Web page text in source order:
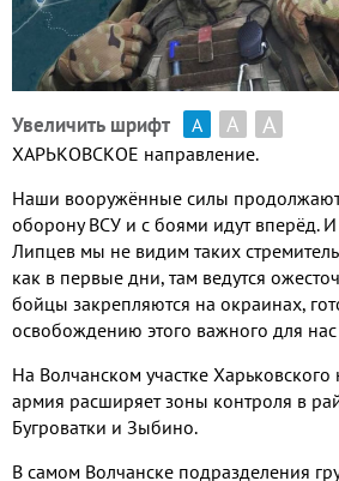
Увеличить шрифт А А А
ХАРЬКОВСКОЕ направление.
Наши вооружённые силы продолжают
оборону ВСУ и с боями идут вперёд.
Липцев мы не видим таких
как в первые дни, там ведутся
бойцы закрепляются на окраинах,
освобождению этого важного для нас
На Волчанском участке
армия расширяет зоны контроля в
Бугроватки и Зыбино.
В самом Волчанске подразделения